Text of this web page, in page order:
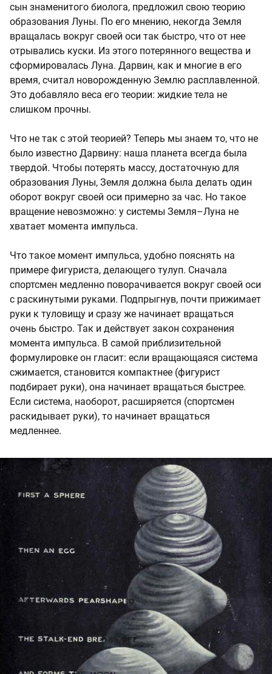
сын знаменитого биолога, предложил свою теорию
образования Луны. По его мнению, некогда Земля
вращалась вокруг своей оси так быстро, что от нее
отрывались куски. Из этого потерянного вещества и
сформировалась Луна. Дарвин, как и многие в его
время, считал новорожденную Землю расплавленной.
Это добавляло веса его теории: жидкие тела не
слишком прочны.
Что не так с этой теорией? Теперь мы знаем то, что не
было известно Дарвину: наша планета всегда была
твердой. Чтобы потерять массу, достаточную для
образования Луны, Земля должна была делать один
оборот вокруг своей оси примерно за час. Но такое
вращение невозможно: у системы Земля–Луна не
хватает момента импульса.
Что такое момент импульса, удобно пояснять на
примере фигуриста, делающего тулуп. Сначала
спортсмен медленно поворачивается вокруг своей оси
с раскинутыми руками. Подпрыгнув, почти прижимает
руки к туловищу и сразу же начинает вращаться
очень быстро. Так и действует закон сохранения
момента импульса. В самой приблизительной
формулировке он гласит: если вращающаяся система
сжимается, становится компактнее (фигурист
подбирает руки), она начинает вращаться быстрее.
Если система, наоборот, расширяется (спортсмен
раскидывает руки), то начинает вращаться
медленнее.